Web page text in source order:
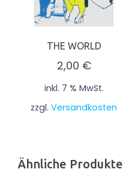
THE WORLD
2,00 €
inkl. 7 % MwSt.
zzgl.Versandkosten
Ähnliche Produkte